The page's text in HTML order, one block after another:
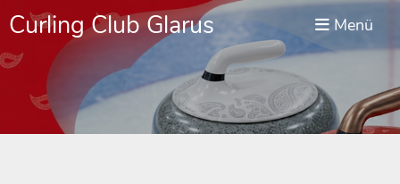
Curling Club Glarus Menü